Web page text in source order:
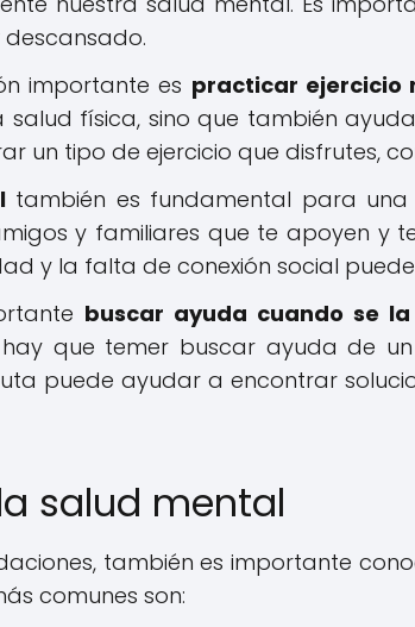
importante es practicar ejercicio
física, sino que también
un tipo de ejercicio que disfrutes,
también es fundamental para una
y familiares que te apoyen y
y la falta de conexión social
buscar ayuda cuando se
que temer buscar ayuda de
puede ayudar a encontrar
salud mental
también es importante
comunes son: